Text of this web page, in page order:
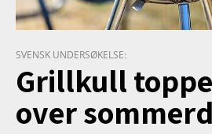
SVENSK UNDERSØKELSE:
Grillkull
over